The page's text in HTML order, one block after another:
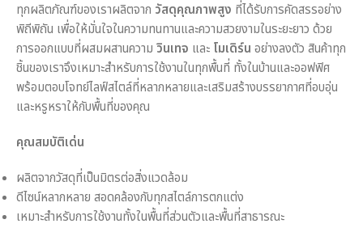
ทุกผลิตภัณฑ์ของเราผลิตจาก วัสดุคุณภาพสูง ที่ได้รับการคัดสรรอย่าง
พิถีพิถัน เพื่อให้มั่นใจในความทนทานและความสวยงามในระยะยาว ด้วย
การออกแบบที่ผสมผสานความ วินเทจ และ โมเดิร์น อย่างลงตัว สินค้าทุก
ชิ้นของเราจึงเหมาะสำหรับการใช้งานในทุกพื้นที่ ทั้งในบ้านและออฟฟิศ
พร้อมตอบโจทย์ไลฟ์สไตล์ที่หลากหลายและเสริมสร้างบรรยากาศที่อบอุ่น
และหรูหราให้กับพื้นที่ของคุณ
คุณสมบัติเด่น
ผลิตจากวัสดุที่เป็นมิตรต่อสิ่งแวดล้อม
ดีไซน์หลากหลาย สอดคล้องกับทุกสไตล์การตกแต่ง
เหมาะสำหรับการใช้งานทั้งในพื้นที่ส่วนตัวและพื้นที่สาธารณะ